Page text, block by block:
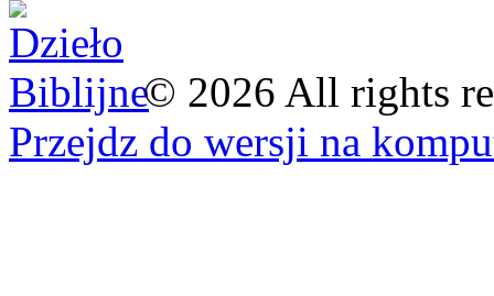
© 2026 All rights
Przejdz do wersji na